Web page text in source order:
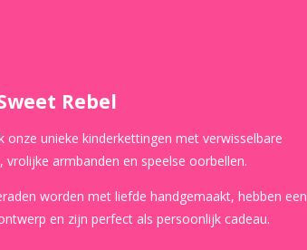
Rebel
onze unieke kinderkettingen met verwisselbare
vrolijke armbanden en speelse oorbellen.
worden met liefde handgemaakt, hebben een
en zijn perfect als persoonlijk cadeau.